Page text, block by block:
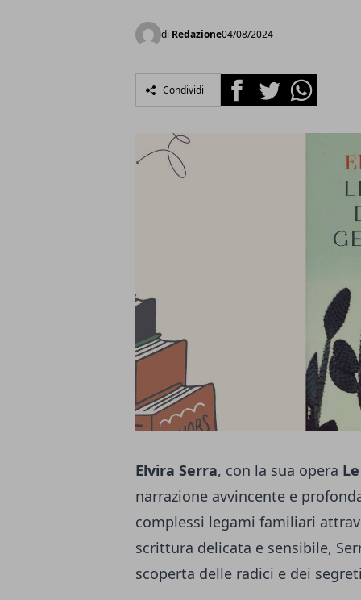
di Redazione04/08/2024
Condividi FacebookTwitterWhatsapp
Elvira Serra, con la sua opera
narrazione avvincente e
complessi legami familiari
scrittura delicata e sensibile,
scoperta delle radici e dei